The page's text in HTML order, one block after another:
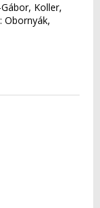
Koller,
Obornyák,